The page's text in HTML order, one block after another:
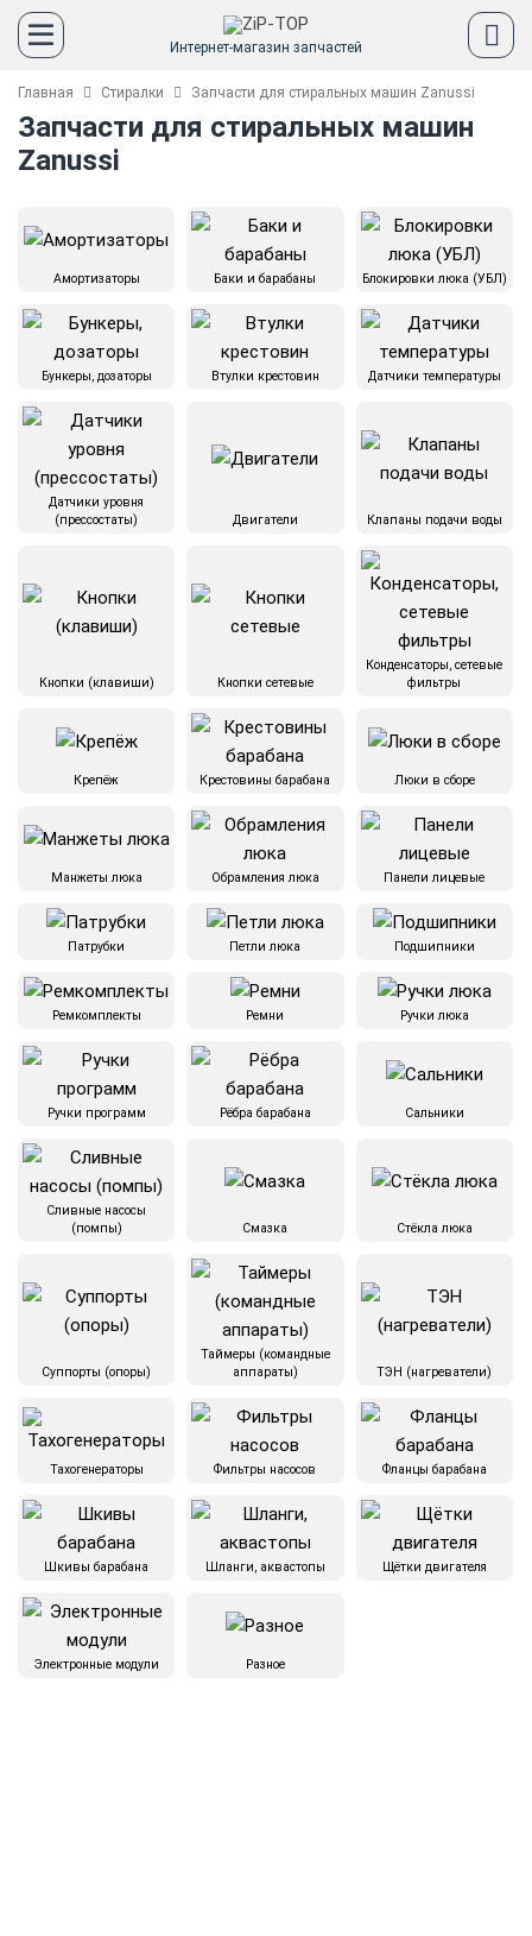
Интернет-магазин запчастей
Главная Стиралки Запчасти для стиральных машин Zanussi
Запчасти для стиральных машин
Zanussi
Амортизаторы Баки и барабаны Блокировки люка (УБЛ)
Бункеры, дозаторы Втулки крестовин Датчики температуры
Датчики уровня
(прессостаты)
Двигатели Клапаны подачи воды
Кнопки (клавиши) Кнопки сетевые
Конденсаторы, сетевые
фильтры
Крепёж Крестовины барабана Люки в сборе
Манжеты люка Обрамления люка Панели лицевые
Патрубки Петли люка Подшипники
Ремкомплекты Ремни Ручки люка
Ручки программ Рёбра барабана Сальники
Сливные насосы
(помпы)
Смазка Стёкла люка
Суппорты (опоры)
Таймеры (командные
аппараты)
ТЭН (нагреватели)
Тахогенераторы Фильтры насосов Фланцы барабана
Шкивы барабана Шланги, аквастопы Щётки двигателя
Электронные модули Разное